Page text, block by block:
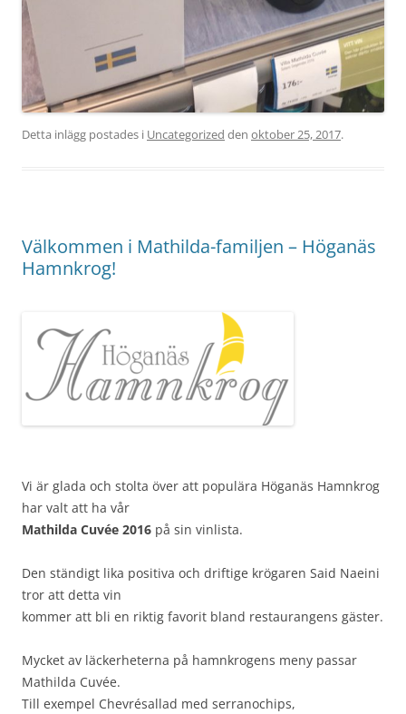
Detta inlägg postades i Uncategorized den oktober 25, 2017.
Välkommen i Mathilda-familjen – Höganäs
Hamnkrog!
Vi är glada och stolta över att populära Höganäs Hamnkrog
har valt att ha vår
Mathilda Cuvée 2016 på sin vinlista.
Den ständigt lika positiva och driftige krögaren Said Naeini
tror att detta vin
kommer att bli en riktig favorit bland restaurangens gäster.
Mycket av läckerheterna på hamnkrogens meny passar
Mathilda Cuvée.
Till exempel Chevrésallad med serranochips,